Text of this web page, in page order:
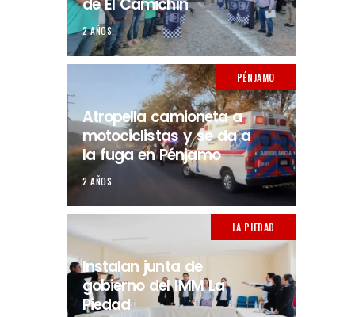
2 AÑOS.
PÉNJAMO
Atropella camioneta a
motociclistas y se da a
la fuga en Pénjamo
2 AÑOS.
LA PIEDAD
Instalan junta de
gobierno del IMM La
Piedad